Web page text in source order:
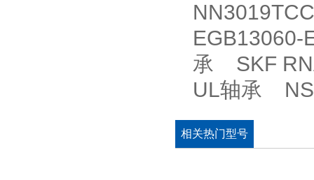
承 SKF
UL轴承
相关热门型号